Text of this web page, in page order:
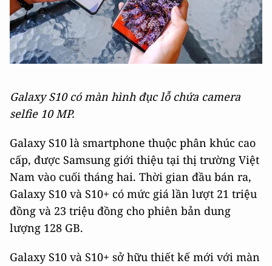
Galaxy S10 có màn hình đục lỗ chứa camera
selfie 10 MP.
Galaxy S10 là smartphone thuộc phân khúc cao
cấp, được Samsung giới thiệu tại thị trường Việt
Nam vào cuối tháng hai. Thời gian đầu bán ra,
Galaxy S10 và S10+ có mức giá lần lượt 21 triệu
đồng và 23 triệu đồng cho phiên bản dung
lượng 128 GB.
Galaxy S10 và S10+ sở hữu thiết kế mới với màn